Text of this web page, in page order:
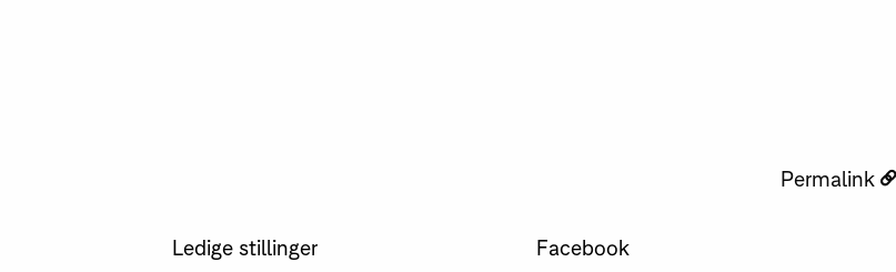
Permalink
Ledige stillinger
Facebook